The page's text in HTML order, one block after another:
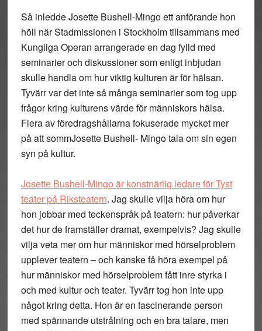
Så inledde Josette Bushell-Mingo ett anförande hon
höll när Stadmissionen i Stockholm tillsammans med
Kungliga Operan arrangerade en dag fylld med
seminarier och diskussioner som enligt inbjudan
skulle handla om hur viktig kulturen är för hälsan.
Tyvärr var det inte så många seminarier som tog upp
frågor kring kulturens värde för människors hälsa.
Flera av föredragshållarna fokuserade mycket mer
på att sommJosette Bushell- Mingo tala om sin egen
syn på kultur.
Josette Bushell-Mingo är konstnärlig ledare för Tyst
teater på Riksteatern. Jag skulle vilja höra om hur
hon jobbar med teckenspråk på teatern: hur påverkar
det hur de framställer dramat, exempelvis? Jag skulle
vilja veta mer om hur människor med hörselproblem
upplever teatern – och kanske få höra exempel på
hur människor med hörselproblem fått inre styrka i
och med kultur och teater. Tyvärr tog hon inte upp
något kring detta. Hon är en fascinerande person
med spännande utstrålning och en bra talare, men